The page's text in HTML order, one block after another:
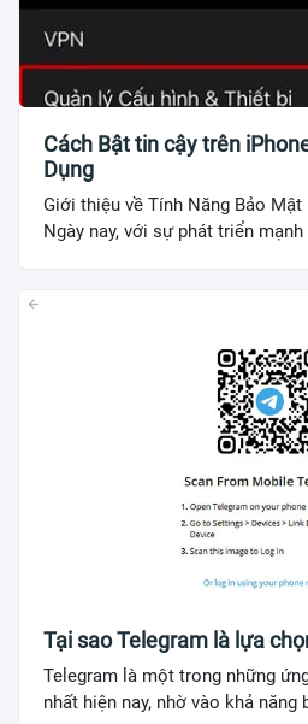
Cách Bật tin cậy trên
Dụng
Giới thiệu về Tính Năng Bảo Mật
Ngày nay, với sự phát triển
Tại sao Telegram là lựa
Telegram là một trong những
nhất hiện nay, nhờ vào khả năng